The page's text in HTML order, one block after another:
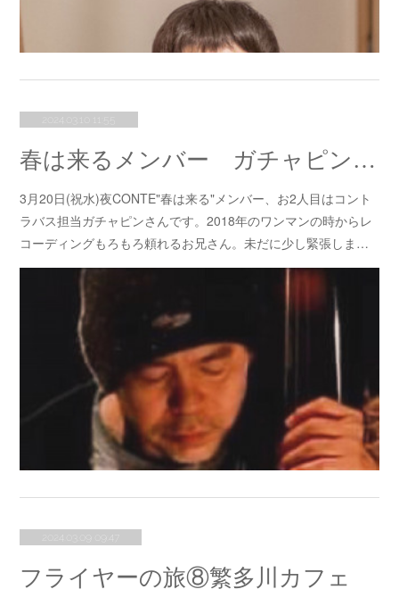
春は来るメンバー ガチャピンさん
3月20日(祝水)夜CONTE"春は来る"メンバー、お2人目はコント
ラバス担当ガチャピンさんです。2018年のワンマンの時からレ
コーディングもろもろ頼れるお兄さん。未だに少し緊張しま…
フライヤーの旅⑧繁多川カフェ